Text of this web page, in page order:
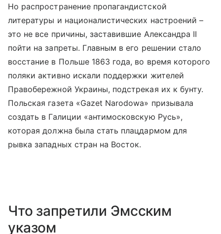
Но распространение пропагандистской
литературы и националистических настроений –
это не все причины, заставившие Александра II
пойти на запреты. Главным в его решении стало
восстание в Польше 1863 года, во время которого
поляки активно искали поддержки жителей
Правобережной Украины, подстрекая их к бунту.
Польская газета «Gazet Narodowa» призывала
создать в Галиции «антимосковскую Русь»,
которая должна была стать плацдармом для
рывка западных стран на Восток.
Что запретили Эмсским
указом